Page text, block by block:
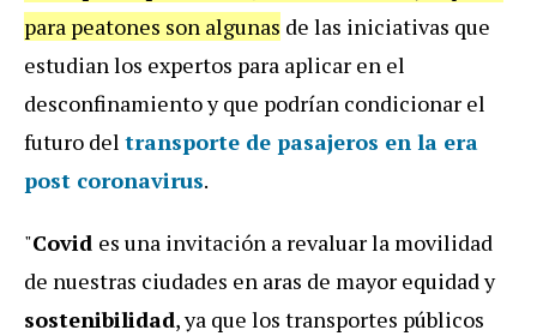
para peatones son algunas de las iniciativas que
estudian los expertos para aplicar en el
desconfinamiento y que podrían condicionar el
futuro del transporte de pasajeros en la era
post coronavirus.
"Covid es una invitación a revaluar la movilidad
de nuestras ciudades en aras de mayor equidad y
sostenibilidad, ya que los transportes públicos